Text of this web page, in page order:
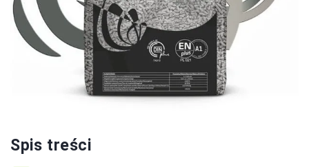
Spis treści